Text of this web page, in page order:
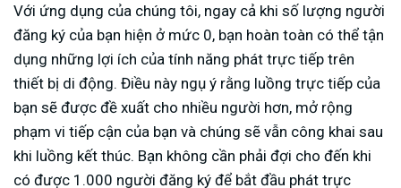
Với ứng dụng của chúng tôi, ngay cả khi số lượng người
đăng ký của bạn hiện ở mức 0, bạn hoàn toàn có thể tận
dụng những lợi ích của tính năng phát trực tiếp trên
thiết bị di động. Điều này ngụ ý rằng luồng trực tiếp của
bạn sẽ được đề xuất cho nhiều người hơn, mở rộng
phạm vi tiếp cận của bạn và chúng sẽ vẫn công khai sau
khi luồng kết thúc. Bạn không cần phải đợi cho đến khi
có được 1.000 người đăng ký để bắt đầu phát trực